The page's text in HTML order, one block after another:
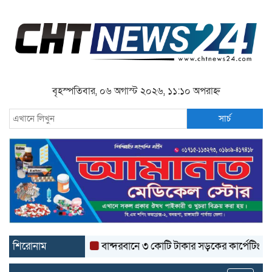
বৃহস্পতিবার, ০৬ অগাস্ট ২০২৬, ১১:১০ অপরাহ্ন
সার্চ
শিরোনাম বান্দরবানে ৩ কোটি টাকার সড়কের কার্পেটিং উঠে